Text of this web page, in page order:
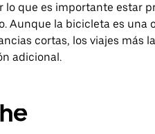
lo que es importante estar
Aunque la bicicleta es una
cortas, los viajes más
adicional.